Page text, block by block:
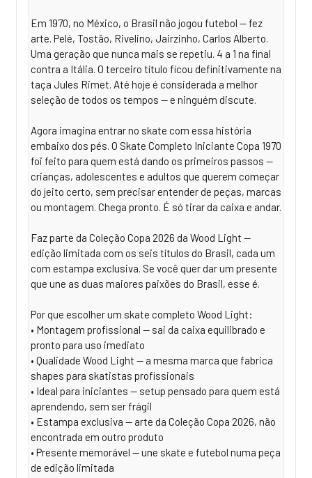
Em 1970, no México, o Brasil não jogou futebol — fez
arte. Pelé, Tostão, Rivelino, Jairzinho, Carlos Alberto.
Uma geração que nunca mais se repetiu. 4 a 1 na final
contra a Itália. O terceiro título ficou definitivamente na
taça Jules Rimet. Até hoje é considerada a melhor
seleção de todos os tempos — e ninguém discute.
Agora imagina entrar no skate com essa história
embaixo dos pés. O Skate Completo Iniciante Copa 1970
foi feito para quem está dando os primeiros passos —
crianças, adolescentes e adultos que querem começar
do jeito certo, sem precisar entender de peças, marcas
ou montagem. Chega pronto. É só tirar da caixa e andar.
Faz parte da Coleção Copa 2026 da Wood Light —
edição limitada com os seis títulos do Brasil, cada um
com estampa exclusiva. Se você quer dar um presente
que une as duas maiores paixões do Brasil, esse é.
Por que escolher um skate completo Wood Light:
• Montagem profissional — sai da caixa equilibrado e
pronto para uso imediato
• Qualidade Wood Light — a mesma marca que fabrica
shapes para skatistas profissionais
• Ideal para iniciantes — setup pensado para quem está
aprendendo, sem ser frágil
• Estampa exclusiva — arte da Coleção Copa 2026, não
encontrada em outro produto
• Presente memorável — une skate e futebol numa peça
de edição limitada